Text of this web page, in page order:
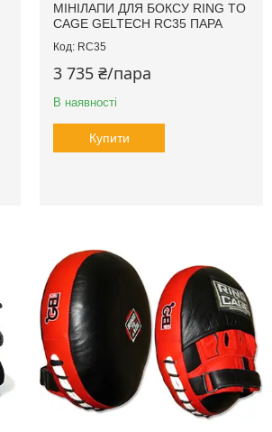
МІНІЛАПИ ДЛЯ БОКСУ RING TO
CAGE GELTECH RC35 ПАРА
RC35
3 735 ₴/пара
В наявності
Купити